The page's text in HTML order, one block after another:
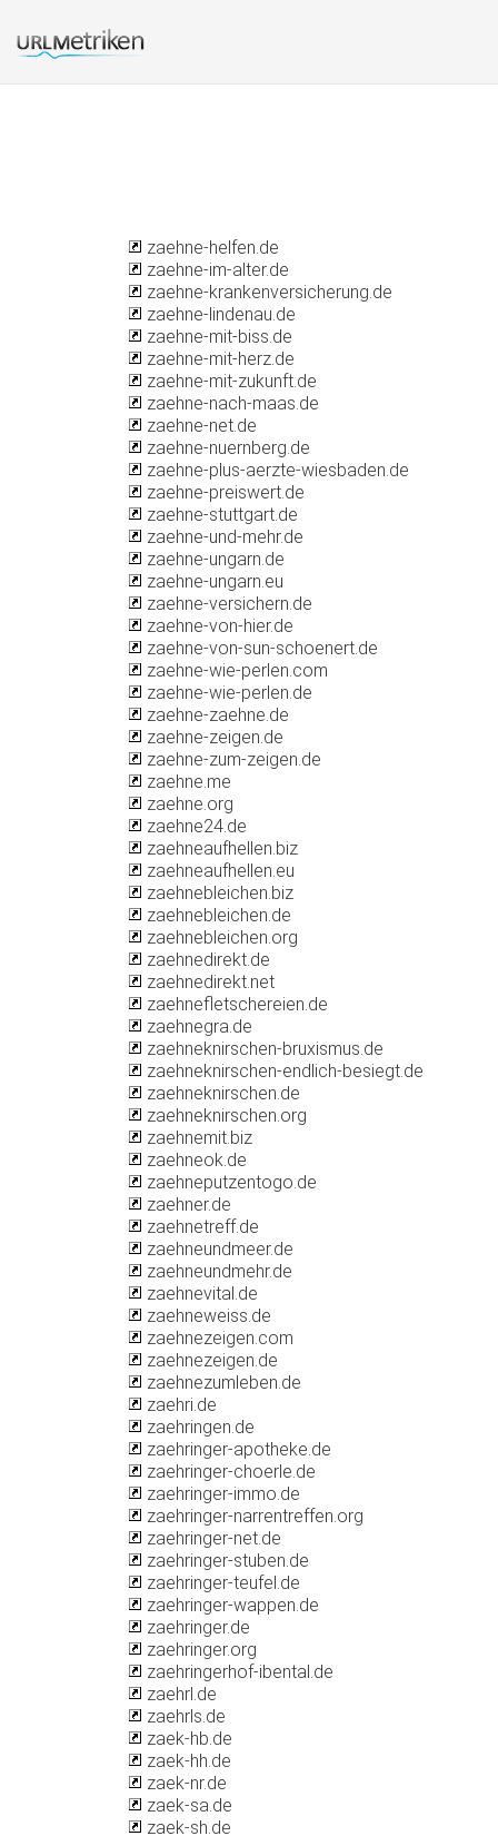
zaehne-helfen.de
zaehne-im-alter.de
zaehne-krankenversicherung.de
zaehne-lindenau.de
zaehne-mit-biss.de
zaehne-mit-herz.de
zaehne-mit-zukunft.de
zaehne-nach-maas.de
zaehne-net.de
zaehne-nuernberg.de
zaehne-plus-aerzte-wiesbaden.de
zaehne-preiswert.de
zaehne-stuttgart.de
zaehne-und-mehr.de
zaehne-ungarn.de
zaehne-ungarn.eu
zaehne-versichern.de
zaehne-von-hier.de
zaehne-von-sun-schoenert.de
zaehne-wie-perlen.com
zaehne-wie-perlen.de
zaehne-zaehne.de
zaehne-zeigen.de
zaehne-zum-zeigen.de
zaehne.me
zaehne.org
zaehne24.de
zaehneaufhellen.biz
zaehneaufhellen.eu
zaehnebleichen.biz
zaehnebleichen.de
zaehnebleichen.org
zaehnedirekt.de
zaehnedirekt.net
zaehnefletschereien.de
zaehnegra.de
zaehneknirschen-bruxismus.de
zaehneknirschen-endlich-besiegt.de
zaehneknirschen.de
zaehneknirschen.org
zaehnemit.biz
zaehneok.de
zaehneputzentogo.de
zaehner.de
zaehnetreff.de
zaehneundmeer.de
zaehneundmehr.de
zaehnevital.de
zaehneweiss.de
zaehnezeigen.com
zaehnezeigen.de
zaehnezumleben.de
zaehri.de
zaehringen.de
zaehringer-apotheke.de
zaehringer-choerle.de
zaehringer-immo.de
zaehringer-narrentreffen.org
zaehringer-net.de
zaehringer-stuben.de
zaehringer-teufel.de
zaehringer-wappen.de
zaehringer.de
zaehringer.org
zaehringerhof-ibental.de
zaehrl.de
zaehrls.de
zaek-hb.de
zaek-hh.de
zaek-nr.de
zaek-sa.de
zaek-sh.de